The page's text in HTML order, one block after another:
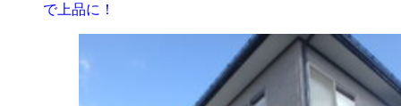
で上品に！